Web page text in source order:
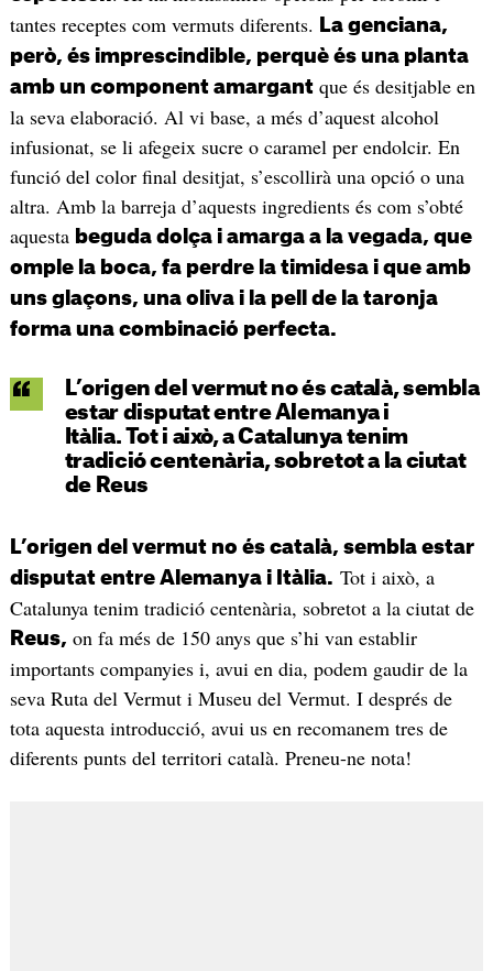
tantes receptes com vermuts diferents.
La genciana,
però, és imprescindible, perquè és una planta
amb un component amargantque és desitjable en
la seva elaboració. Al vi base, a més d’aquest alcohol
infusionat, se li afegeix sucre o caramel per endolcir. En
funció del color final desitjat, s’escollirà una opció o una
altra. Amb la barreja d’aquests ingredients és com s’obté
aquesta beguda dolça i amarga a la vegada, que
omple la boca, fa perdre la timidesa i que amb
uns glaçons, una oliva i la pell de la taronja
forma una combinació perfecta.
L’origen del vermut no és català, sembla
estar disputat entre Alemanya i
Itàlia. Tot i això, a Catalunya tenim
tradició centenària, sobretot a la ciutat
de Reus
L’origen del vermut no és català, sembla estar
disputat entre Alemanya i Itàlia. Tot i això, a
Catalunya tenim tradició centenària, sobretot a la ciutat de
Reus, on fa més de 150 anys que s’hi van establir
importants companyies i, avui en dia, podem gaudir de la
seva Ruta del Vermut i Museu del Vermut. I després de
tota aquesta introducció, avui us en recomanem tres de
diferents punts del territori català. Preneu-ne nota!